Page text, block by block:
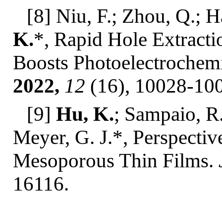
[8] Niu, F.; Zhou, Q.;
K.*, Rapid Hole
Boosts
2022, 12 (16), 10028-
[9] Hu, K.; Sampaio,
Meyer, G. J.*,
Mesoporous Thin Films.
16116.